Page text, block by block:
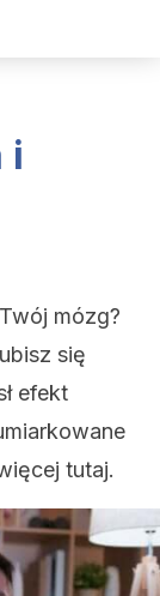
i
mózg?
się
efekt
tutaj.